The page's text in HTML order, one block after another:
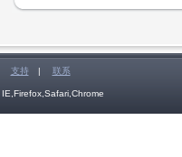
支持 | 联系